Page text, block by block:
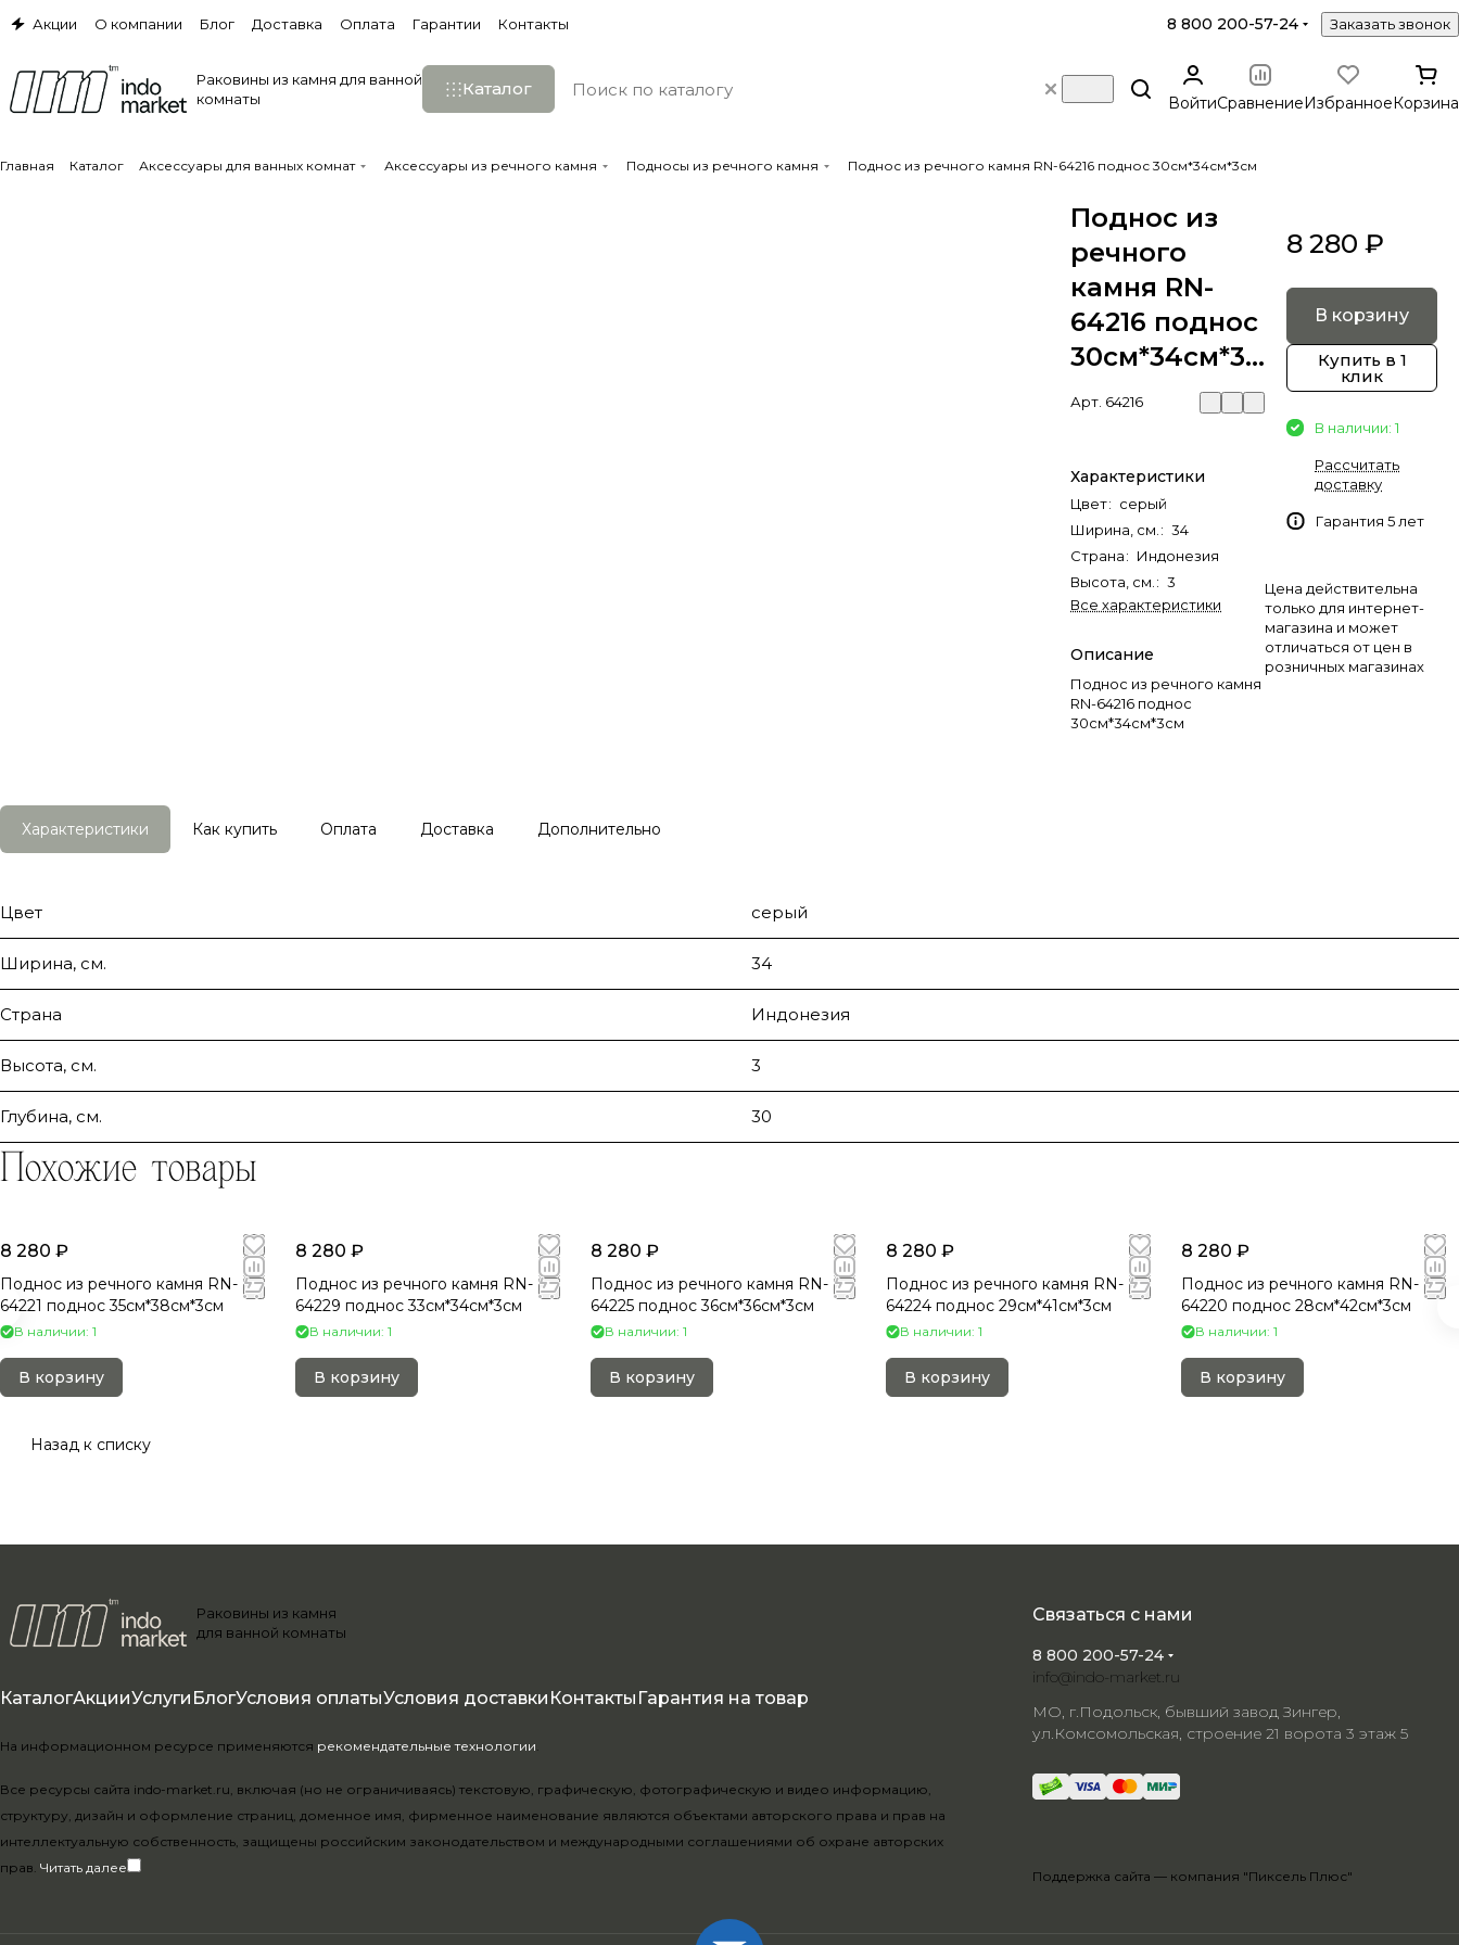
Акции О компании Блог Доставка Оплата Гарантии Контакты 8 800 200-57-24 Заказать звонок
Раковины из камня для ванной
комнаты
Каталог
ВойтиСравнениеИзбранноеКорзина
Главная Каталог Аксессуары для ванных комнат Аксессуары из речного камня Подносы из речного камня Поднос из речного камня RN-64216 поднос 30см*34см*3см
Поднос из
речного
камня RN-
64216 поднос
30см*34см*3см
Арт. 64216
Характеристики
Цвет: серый
Ширина, см. : 34
Страна: Индонезия
Высота, см. : 3
Все характеристики
Описание
Поднос из речного камня
RN-64216 поднос
30см*34см*3см
8 280 ₽
В корзину
Купить в 1
клик
В наличии: 1
Рассчитать
доставку
Гарантия 5 лет
Цена действительна
только для интернет-
магазина и может
отличаться от цен в
розничных магазинах
Характеристики Как купить Оплата Доставка Дополнительно
Цвет серый
Ширина, см. 34
Страна Индонезия
Высота, см. 3
Глубина, см. 30
Похожие товары
8 280 ₽
Поднос из речного камня RN-
64221 поднос 35см*38см*3см
В наличии: 1
В корзину
8 280 ₽
Поднос из речного камня RN-
64229 поднос 33см*34см*3см
В наличии: 1
В корзину
8 280 ₽
Поднос из речного камня RN-
64225 поднос 36см*36см*3см
В наличии: 1
В корзину
8 280 ₽
Поднос из речного камня RN-
64224 поднос 29см*41см*3см
В наличии: 1
В корзину
8 280 ₽
Поднос из речного камня RN-
64220 поднос 28см*42см*3см
В наличии: 1
В корзину
Назад к списку
Раковины из камня
для ванной комнаты
КаталогАкцииУслуги БлогУсловия оплатыУсловия доставки Контакты Гарантия на товар
На информационном ресурсе применяются рекомендательные технологии.
Все ресурсы сайта indo-market.ru, включая (но не ограничиваясь) текстовую, графическую, фотографическую и видео информацию,
структуру, дизайн и оформление страниц, доменное имя, фирменное наименование являются объектами авторского права и прав на
интеллектуальную собственность, защищены российским законодательством и международными соглашениями об охране авторских
прав. Читать далее
Связаться с нами
8 800 200-57-24
info@indo-market.ru
МО, г.Подольск, бывший завод Зингер,
ул.Комсомольская, строение 21 ворота 3 этаж 5
Поддержка сайта — компания "Пиксель Плюс"